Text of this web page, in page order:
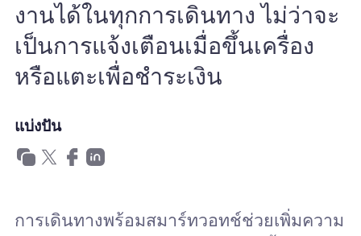
งานได้ในทุกการเดินทาง ไม่ว่าจะ
เป็นการแจ้งเตือนเมื่อขึ้นเครื่อง
หรือแตะเพื่อชำระเงิน
แบ่งปัน
การเดินทางพร้อมสมาร์ทวอทช์ช่วยเพิ่มความ